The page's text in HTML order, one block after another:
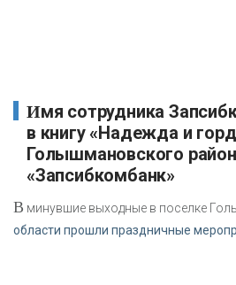
Имя сотрудника Запсибкомбанка внесено
в книгу «Надежда и
Голышмановского
«Запсибкомбанк»
В минувшие выходные в поселке
области прошли праздничные